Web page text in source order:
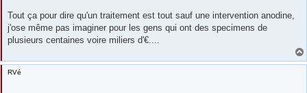
Tout ça pour dire qu'un traitement est tout sauf une intervention anodine,
j'ose même pas imaginer pour les gens qui ont des specimens de
plusieurs centaines voire miliers d'€....
RVé